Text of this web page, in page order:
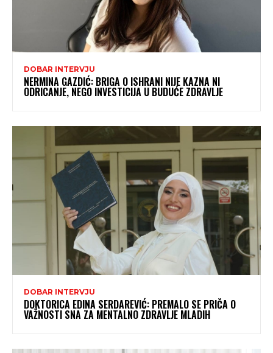
DOBAR INTERVJU
NERMINA GAZDIĆ: BRIGA O ISHRANI NIJE KAZNA NI
ODRICANJE, NEGO INVESTICIJA U BUDUĆE ZDRAVLJE
DOBAR INTERVJU
DOKTORICA EDINA SERDAREVIĆ: PREMALO SE PRIČA O
VAŽNOSTI SNA ZA MENTALNO ZDRAVLJE MLADIH